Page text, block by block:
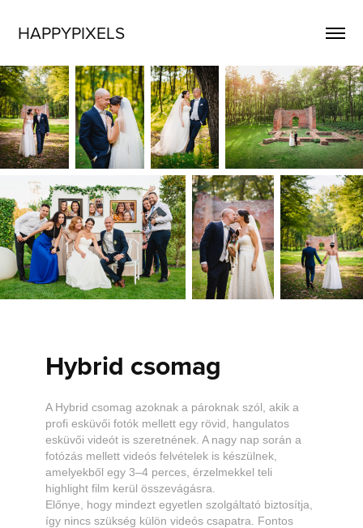
HAPPYPIXELS
Hybrid csomag
A Hybrid csomag azoknak a pároknak szól, akik a
profi esküvői fotók mellett egy rövid, hangulatos
esküvői videót is szeretnének. A nagy nap során a
fotózás mellett videós felvételek is készülnek,
amelyekből egy 3–4 perces, érzelmekkel teli
highlight film kerül összevágásra.
Előnye, hogy mindezt egyetlen szolgáltató biztosítja,
így nincs szükség külön videós csapatra. Fontos